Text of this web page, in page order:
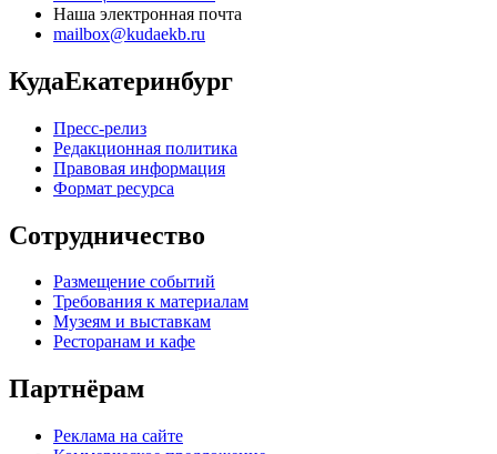
Наша электронная почта
mailbox@kudaekb.ru
КудаЕкатеринбург
Пресс-релиз
Редакционная политика
Правовая информация
Формат ресурса
Сотрудничество
Размещение событий
Требования к материалам
Музеям и выставкам
Ресторанам и кафе
Партнёрам
Реклама на сайте